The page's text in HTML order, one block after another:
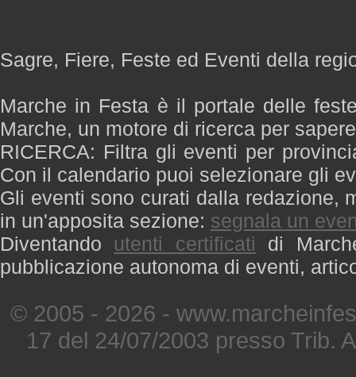
Sagre, Fiere, Feste ed Eventi della
Marche in Festa è il portale delle
Marche, un motore di ricerca per
RICERCA: Filtra gli eventi per
Con il calendario puoi selezionare gli
Gli eventi sono curati dalla redazione,
in un'apposita sezione: segnala un
Diventando utenti certificati di
pubblicazione autonoma di eventi,
© 2005 - 2026 -
17 del 24/07/2003 presso Trib.